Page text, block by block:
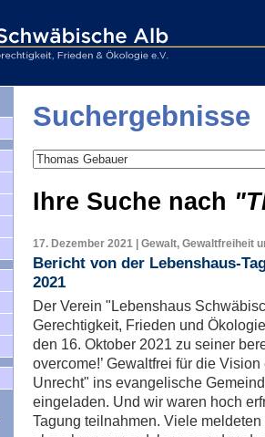
Suchergebnisse
Ihre Suche nach
17. Dezember 2021 | Gewalt, Gewaltfreiheit
Bericht von der Lebenshaus-
2021
Der Verein "Lebenshaus
Gerechtigkeit, Frieden und
den 16. Oktober 2021 zu seiner
overcome!’ Gewaltfrei für die
Unrecht" ins evangelische
eingeladen. Und wir waren hoch
Tagung teilnahmen. Viele